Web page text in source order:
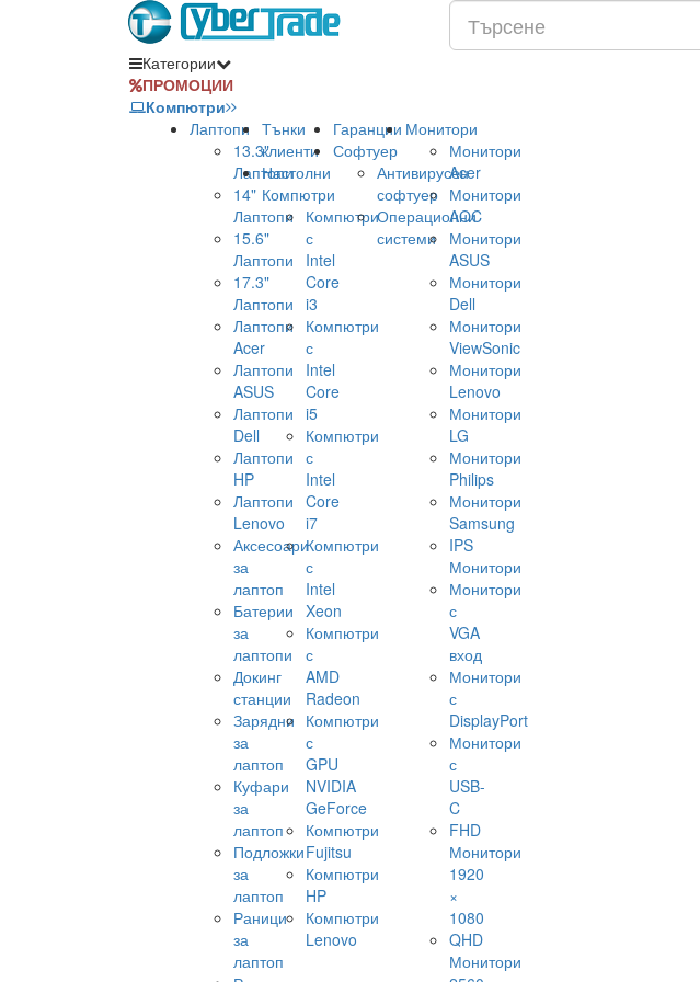
Категории
ПРОМОЦИИ
Компютри
Лаптопи
13.3"
Лаптопи
14"
Лаптопи
15.6"
Лаптопи
17.3"
Лаптопи
Лаптопи
Acer
Лаптопи
ASUS
Лаптопи
Dell
Лаптопи
HP
Лаптопи
Lenovo
Аксесоари
за
лаптоп
Батерии
за
лаптопи
Докинг
станции
Зарядни
за
лаптоп
Куфари
за
лаптоп
Подложки
за
лаптоп
Раници
за
лаптоп
Тънки
клиенти
Настолни
Компютри
Компютри
с
Intel
Core
i3
Компютри
с
Intel
Core
i5
Компютри
с
Intel
Core
i7
Компютри
с
Intel
Xeon
Компютри
с
AMD
Radeon
Компютри
с
GPU
NVIDIA
GeForce
Компютри
Fujitsu
Компютри
HP
Компютри
Lenovo
Гаранции
Софтуер
Антивирусен
софтуер
Операционни
системи
Монитори
Монитори
Acer
Монитори
AOC
Монитори
ASUS
Монитори
Dell
Монитори
ViewSonic
Монитори
Lenovo
Монитори
LG
Монитори
Philips
Монитори
Samsung
IPS
Монитори
Монитори
с
VGA
вход
Монитори
с
DisplayPort
Монитори
с
USB-
C
FHD
Монитори
1920
×
1080
QHD
Монитори